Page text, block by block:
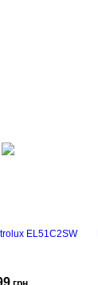
EL51C2SW